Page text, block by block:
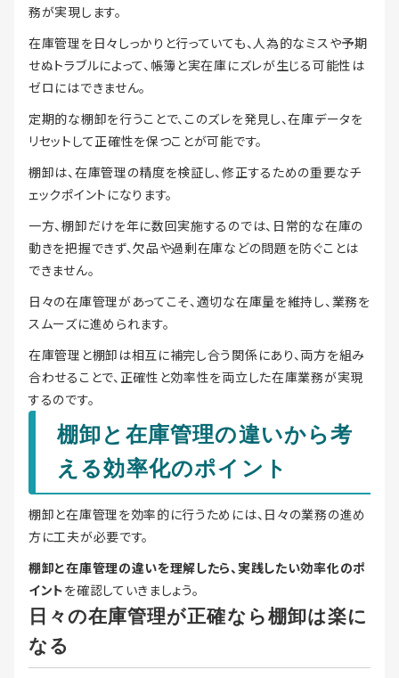
務が実現します。
在庫管理を日々しっかりと行っていても、人為的なミスや予期
せぬトラブルによって、帳簿と実在庫にズレが生じる可能性は
ゼロにはできません。
定期的な棚卸を行うことで、このズレを発見し、在庫データを
リセットして正確性を保つことが可能です。
棚卸は、在庫管理の精度を検証し、修正するための重要なチ
ェックポイントになります。
一方、棚卸だけを年に数回実施するのでは、日常的な在庫の
動きを把握できず、欠品や過剰在庫などの問題を防ぐことは
できません。
日々の在庫管理があってこそ、適切な在庫量を維持し、業務を
スムーズに進められます。
在庫管理と棚卸は相互に補完し合う関係にあり、両方を組み
合わせることで、正確性と効率性を両立した在庫業務が実現
するのです。
棚卸と在庫管理の違いから考
える効率化のポイント
棚卸と在庫管理を効率的に行うためには、日々の業務の進め
方に工夫が必要です。
棚卸と在庫管理の違いを理解したら、実践したい効率化のポ
イントを確認していきましょう。
日々の在庫管理が正確なら棚卸は楽に
なる